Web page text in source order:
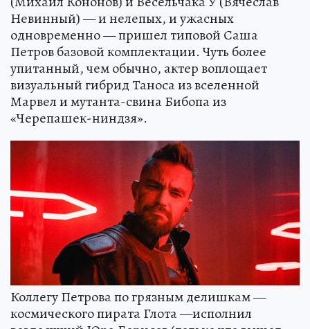
Невинный) — и нелепых, и ужасных
одновременно — пришел типовой Саша
Петров базовой комплектации. Чуть более
упитанный, чем обычно, актер воплощает
визуальный гибрид Таноса из вселенной
Марвел и мутанта-свина Бибопа из
«Черепашек-ниндзя».
Коллегу Петрова по грязным делишкам —
космического пирата Глота —исполнил